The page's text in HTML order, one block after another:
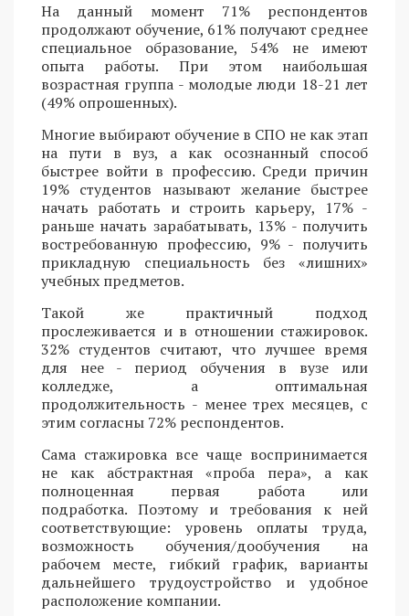
На данный момент 71% респондентов
продолжают обучение, 61% получают среднее
специальное образование, 54% не имеют
опыта работы. При этом наибольшая
возрастная группа - молодые люди 18-21 лет
(49% опрошенных).
Многие выбирают обучение в СПО не как этап
на пути в вуз, а как осознанный способ
быстрее войти в профессию. Среди причин
19% студентов называют желание быстрее
начать работать и строить карьеру, 17% -
раньше начать зарабатывать, 13% - получить
востребованную профессию, 9% - получить
прикладную специальность без «лишних»
учебных предметов.
Такой же практичный подход
прослеживается и в отношении стажировок.
32% студентов считают, что лучшее время
для нее - период обучения в вузе или
колледже, а оптимальная
продолжительность - менее трех месяцев, с
этим согласны 72% респондентов.
Сама стажировка все чаще воспринимается
не как абстрактная «проба пера», а как
полноценная первая работа или
подработка. Поэтому и требования к ней
соответствующие: уровень оплаты труда,
возможность обучения/дообучения на
рабочем месте, гибкий график, варианты
дальнейшего трудоустройство и удобное
расположение компании.